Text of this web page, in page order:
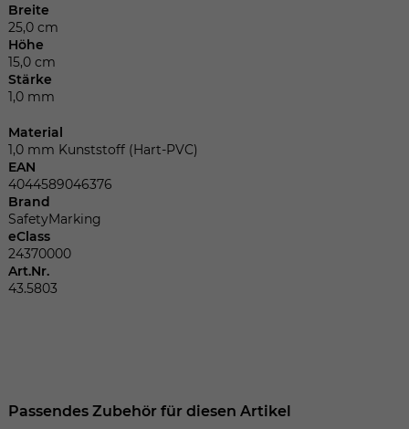
Breite
25,0 cm
Höhe
15,0 cm
Stärke
1,0 mm
Material
1,0 mm Kunststoff (Hart-PVC)
EAN
4044589046376
Brand
SafetyMarking
eClass
24370000
Art.Nr.
43.5803
Passendes Zubehör für diesen Artikel
Name
Anbieter
Laufzeit
Zweck
Einstellungen. Unter anderem eine
Name
Wir installiert sobald sich der Nutzer an